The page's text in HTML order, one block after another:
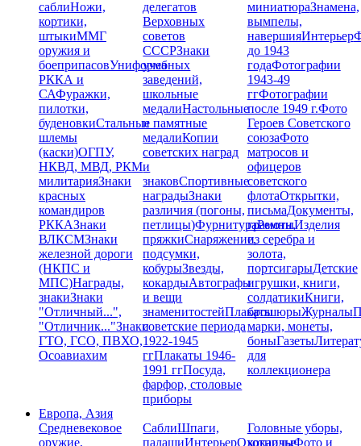
саблиНожи,
кортики,
штыкиММГ
оружия и
боеприпасовУниформа
РККА и
САФуражки,
пилотки,
буденовкиСтальные
шлемы
(каски)ОГПУ,
НКВД, МВД, РКМ
милитарияЗнаки
красных
командиров
РККАЗнаки
ВЛКСМЗнаки
железной дороги
(НКПС и
МПС)Награды,
знакиЗнаки
"Отличный...",
"Отличник..."Знаки
ГТО, ГСО, ПВХО,
Осоавиахим
делегатов
Верховных
советов
СССРЗнаки
учебных
заведений,
школьные
медалиНастольные
и памятные
медалиКопии
советских наград
и
знаковСпортивные
наградыЗнаки
различия (погоны,
петлицы)ФурнитураРемни,
пряжкиСнаряжение,
подсумки,
кобурыЗвезды,
кокардыАвтографы
и вещи
знаменитостейПлакаты
советские периода
1922-1945
ггПлакаты 1946-
1991 ггПосуда,
фарфор, столовые
приборы
миниатюраЗнамена,
вымпелы,
навершияИнтерьер
до 1943
годаФотографии
1943-49
ггФотографии
после 1949 г.Фото
Героев Советского
союзаФото
матросов и
офицеров
советского
флотаОткрытки,
письмаДокументы,
грамотыИзделия
из серебра и
золота,
портсигарыДетские
игрушки, книги,
солдатикиКниги,
брошюрыЖурналы
марки, монеты,
боныГазеты
для
коллекционера
Европа, Азия
Средневековое
оружие,
СаблиШпаги,
палашиИнтерьерОхотничье
Головные уборы,
кокардыФото и